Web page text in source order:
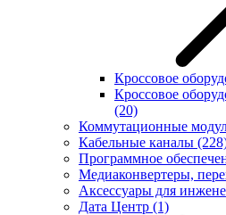
Кроссовое
Кроссовое
(20)
Коммутационные
Кабельные каналы
Программное
Медиаконвертеры,
Аксессуары для
Дата Центр (1)